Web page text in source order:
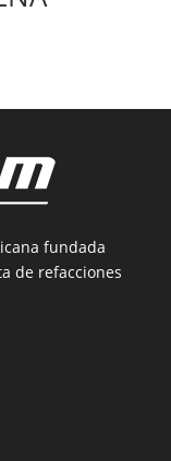
fundada
de refacciones